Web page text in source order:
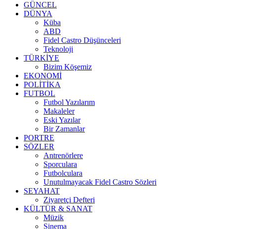
GÜNCEL
DÜNYA
Küba
ABD
Fidel Castro Düşünceleri
Teknoloji
TÜRKİYE
Bizim Köşemiz
EKONOMİ
POLİTİKA
FUTBOL
Futbol Yazılarım
Makaleler
Eski Yazılar
Bir Zamanlar
PORTRE
SÖZLER
Antrenörlere
Sporculara
Futbolculara
Unutulmayacak Fidel Castro Sözleri
SEYAHAT
Ziyaretçi Defteri
KÜLTÜR & SANAT
Müzik
Sinema